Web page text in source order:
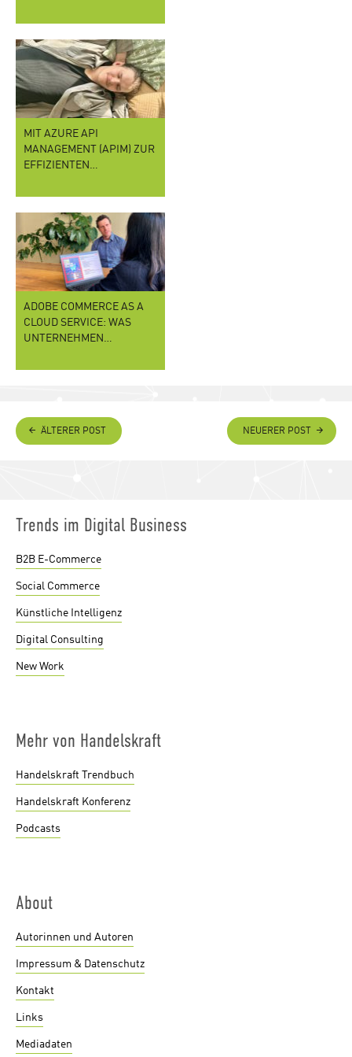
MIT AZURE API
MANAGEMENT (APIM) ZUR
EFFIZIENTEN…
ADOBE COMMERCE AS A
CLOUD SERVICE: WAS
UNTERNEHMEN…
ÄLTERER POST NEUERER POST
Trends im Digital Business
B2B E-Commerce
Social Commerce
Künstliche Intelligenz
Digital Consulting
New Work
Mehr von Handelskraft
Handelskraft Trendbuch
Handelskraft Konferenz
Podcasts
About
Autorinnen und Autoren
Impressum & Datenschutz
Kontakt
Links
Mediadaten